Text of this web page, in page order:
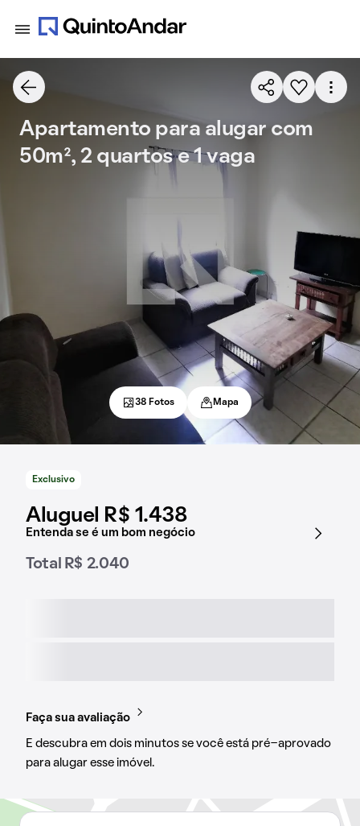
Exclusivo
Aluguel R$ 1.438
Entenda se é um bom negócio
Total R$ 2.040
Faça sua avaliação
E descubra em dois minutos se você está pré-aprovado
para alugar esse imóvel.
Apartamento para alugar com
50m², 2 quartos e 1 vaga
38 Fotos Mapa